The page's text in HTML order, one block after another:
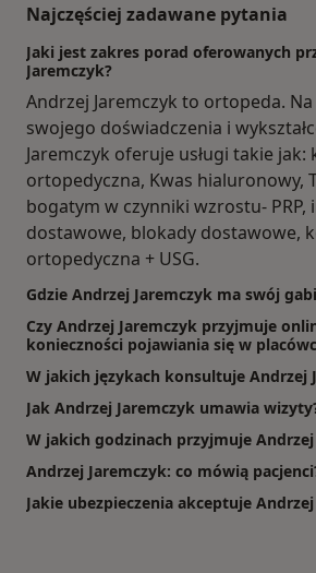
Najczęściej zadawane pytania
Jaki jest zakres porad oferowanych
Jaremczyk?
Andrzej Jaremczyk to ortopeda.
swojego doświadczenia i
Jaremczyk oferuje usługi takie jak:
ortopedyczna, Kwas hialuronowy,
bogatym w czynniki wzrostu- PRP,
dostawowe, blokady dostawowe,
ortopedyczna + USG.
Gdzie Andrzej Jaremczyk ma swój
Czy Andrzej Jaremczyk przyjmuje
konieczności pojawiania się w
W jakich językach konsultuje Andrzej
Jak Andrzej Jaremczyk umawia
W jakich godzinach przyjmuje Andrzej
Andrzej Jaremczyk: co mówią
Jakie ubezpieczenia akceptuje